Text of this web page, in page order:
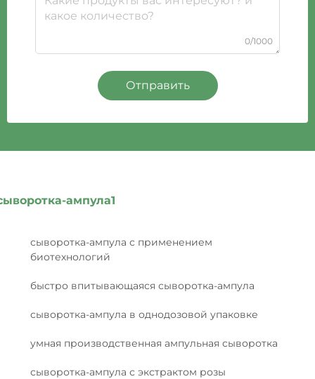
0/1000
Отправить
ампула1
сыворотка-ампула с применением
биотехнологий
быстро впитывающаяся сыворотка-ампула
сыворотка-ампула в однодозовой упаковке
умная производственная ампульная сыворотка
сыворотка-ампула с экстрактом розы